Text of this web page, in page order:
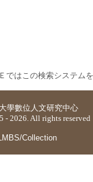
はこの検索システムを
學數位人文研究中心
2026. All rights reserved
Collection